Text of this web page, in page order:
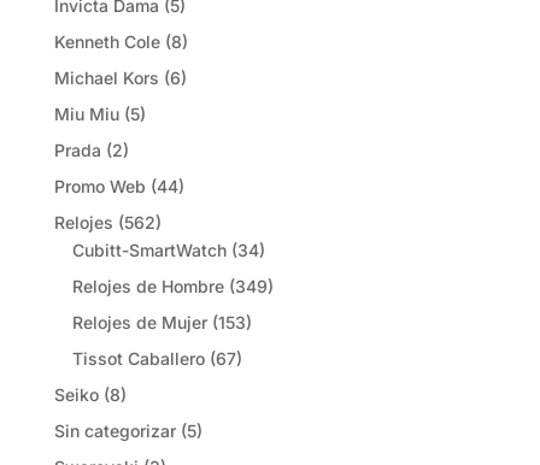
Invicta Dama (5)
Kenneth Cole (8)
Michael Kors (6)
Miu Miu (5)
Prada (2)
Promo Web (44)
Relojes (562)
Cubitt-SmartWatch (34)
Relojes de Hombre (349)
Relojes de Mujer (153)
Tissot Caballero (67)
Seiko (8)
Sin categorizar (5)